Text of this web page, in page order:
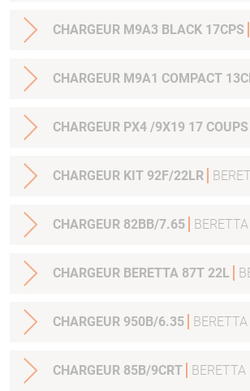
CHARGEUR M9A3 BLACK 17CPS
CHARGEUR M9A1 COMPACT
CHARGEUR PX4 /9X19 17 COUPS
CHARGEUR KIT 92F/22LR
CHARGEUR 82BB/7.65 BERETTA
CHARGEUR BERETTA 87T 22L
CHARGEUR 950B/6.35 BERETTA
CHARGEUR 85B/9CRT BERETTA